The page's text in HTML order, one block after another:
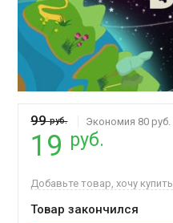
99руб. Экономия 80 руб.
19 руб.
Добавьте товар, хочу купить
Товар закончился